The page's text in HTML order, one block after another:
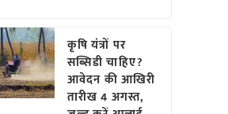
कृषि यंत्रों पर
सब्सिडी चाहिए?
आवेदन की आखिरी
तारीख 4 अगस्त,